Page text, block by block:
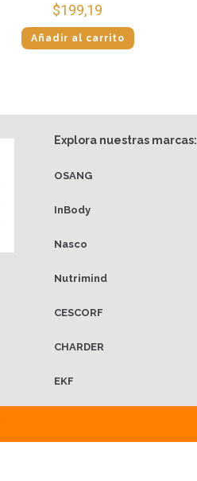
$199,19
Añadir al carrito
Explora nuestras marcas:
OSANG
InBody
Nasco
Nutrimind
CESCORF
CHARDER
EKF